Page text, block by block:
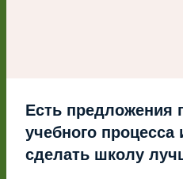
Есть предложения
учебного процесса
сделать школу